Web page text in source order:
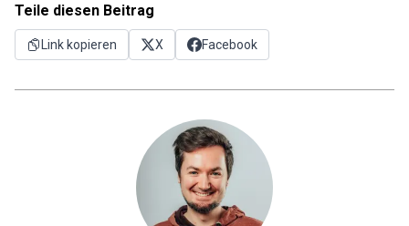
Teile diesen Beitrag
Link kopieren X Facebook